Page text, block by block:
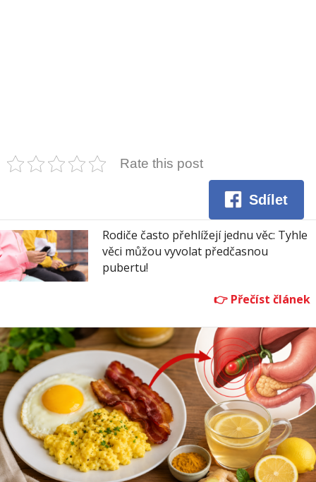
Rate this post
Sdílet
Rodiče často přehlížejí jednu věc: Tyhle
věci můžou vyvolat předčasnou
pubertu!